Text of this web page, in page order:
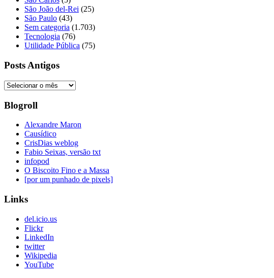
São João del-Rei (25)
São Paulo (43)
Sem categoria (1.703)
Tecnologia (76)
Utilidade Pública (75)
Posts Antigos
Posts
Blogroll
Alexandre Maron
Causídico
CrisDias weblog
Fabio Seixas, versão txt
infopod
O Biscoito Fino e a Massa
[por um punhado de pixels]
Links
del.icio.us
Flickr
LinkedIn
twitter
Wikipedia
YouTube